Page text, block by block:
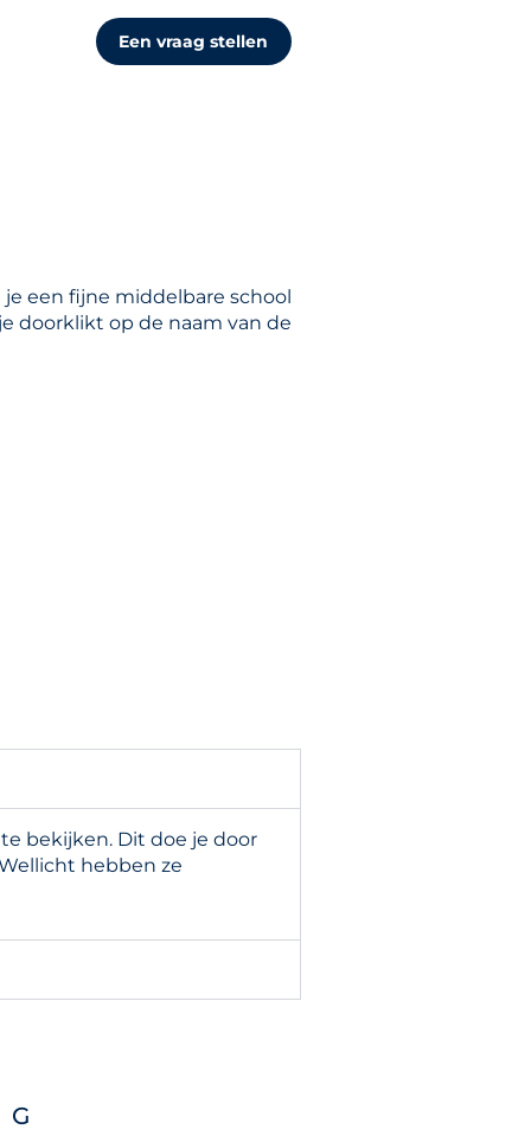
Een vraag stellen
een fijne middelbare school
doorklikt op de naam van de
bekijken. Dit doe je door
hebben ze
G